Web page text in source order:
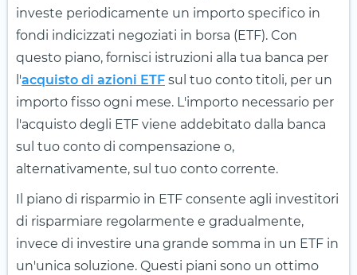
investe periodicamente un importo specifico in
fondi indicizzati negoziati in borsa (ETF). Con
questo piano, fornisci istruzioni alla tua banca per
l'acquisto di azioni ETF sul tuo conto titoli, per un
importo fisso ogni mese. L'importo necessario per
l'acquisto degli ETF viene addebitato dalla banca
sul tuo conto di compensazione o,
alternativamente, sul tuo conto corrente.
Il piano di risparmio in ETF consente agli investitori
di risparmiare regolarmente e gradualmente,
invece di investire una grande somma in un ETF in
un'unica soluzione. Questi piani sono un ottimo